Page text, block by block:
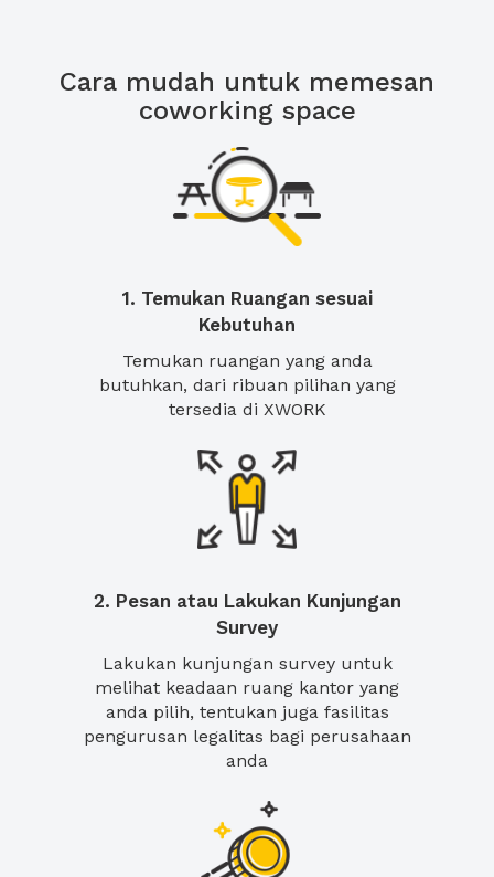
Cara mudah untuk memesan
coworking space
1. Temukan Ruangan sesuai
Kebutuhan
Temukan ruangan yang anda
butuhkan, dari ribuan pilihan yang
tersedia di XWORK
2. Pesan atau Lakukan Kunjungan
Survey
Lakukan kunjungan survey untuk
melihat keadaan ruang kantor yang
anda pilih, tentukan juga fasilitas
pengurusan legalitas bagi perusahaan
anda